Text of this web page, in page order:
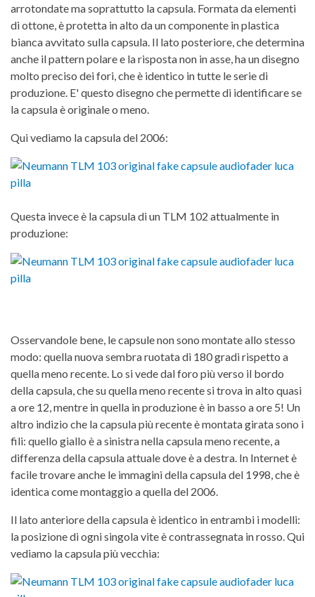
arrotondate ma soprattutto la capsula. Formata da elementi
di ottone, è protetta in alto da un componente in plastica
bianca avvitato sulla capsula. Il lato posteriore, che determina
anche il pattern polare e la risposta non in asse, ha un disegno
molto preciso dei fori, che è identico in tutte le serie di
produzione. E' questo disegno che permette di identificare se
la capsula è originale o meno.
Qui vediamo la capsula del 2006:
Questa invece è la capsula di un TLM 102 attualmente in
produzione:
Osservandole bene, le capsule non sono montate allo stesso
modo: quella nuova sembra ruotata di 180 gradi rispetto a
quella meno recente. Lo si vede dal foro più verso il bordo
della capsula, che su quella meno recente si trova in alto quasi
a ore 12, mentre in quella in produzione è in basso a ore 5! Un
altro indizio che la capsula più recente è montata girata sono i
fili: quello giallo è a sinistra nella capsula meno recente, a
differenza della capsula attuale dove è a destra. In Internet è
facile trovare anche le immagini della capsula del 1998, che è
identica come montaggio a quella del 2006.
Il lato anteriore della capsula è identico in entrambi i modelli:
la posizione di ogni singola vite è contrassegnata in rosso. Qui
vediamo la capsula più vecchia: